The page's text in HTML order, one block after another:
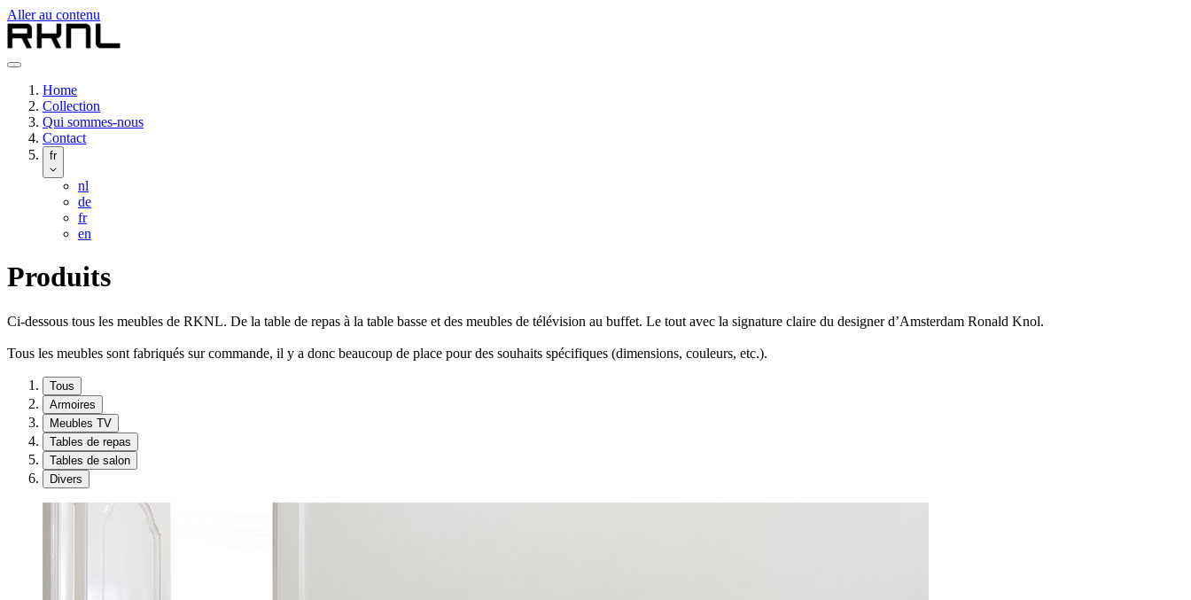
Aller au contenu
Home
Collection
Qui sommes-nous
Contact
fr
nl
de
fr
en
Produits
Ci-dessous tous les meubles de RKNL. De la table de repas à la table basse et des meubles de télévision au buffet. Le tout avec la signature claire du designer d’Amsterdam Ronald Knol.
Tous les meubles sont fabriqués sur commande, il y a donc beaucoup de place pour des souhaits spécifiques (dimensions, couleurs, etc.).
Tous
Armoires
Meubles TV
Tables de repas
Tables de salon
Divers